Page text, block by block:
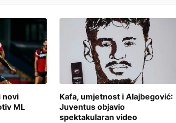
novi
ML
Kafa, umjetnost i Alajbegović:
Juventus objavio
spektakularan video